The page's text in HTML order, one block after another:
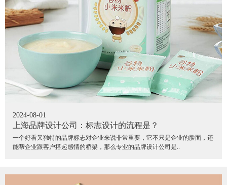
2024-08-01
上海品牌设计公司：标志设计的流程是？
一个好看又独特的品牌标志对企业来说非常重要，它不只是企业的脸面，还
能帮企业跟客户搭起感情的桥梁，那么专业的品牌设计公司是..